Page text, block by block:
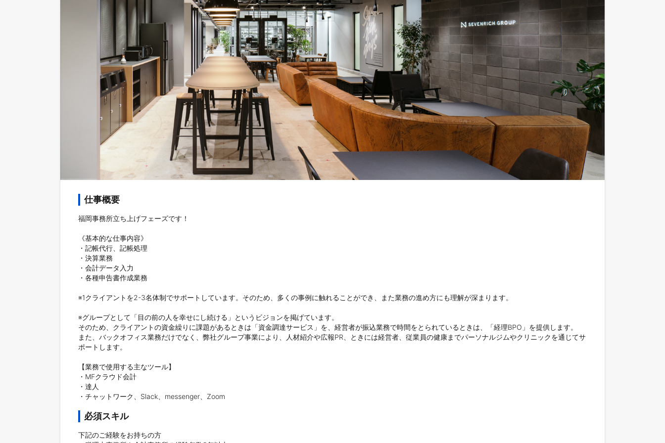
仕事概要
福岡事務所立ち上げフェーズです！
《基本的な仕事内容》
・記帳代行、記帳処理
・決算業務
・会計データ入力
・各種申告書作成業務
※1クライアントを2-3名体制でサポートしています。そのため、多くの事例に触れることができ、また業務の進め方にも理解が深まります。
※グループとして「目の前の人を幸せにし続ける」というビジョンを掲げています。
そのため、クライアントの資金繰りに課題があるときは「資金調達サービス」を、経営者が振込業務で時間をとられているときは、「経理BPO」を提供します。
また、バックオフィス業務だけでなく、弊社グループ事業により、人材紹介や広報PR、ときには経営者、従業員の健康までパーソナルジムやクリニックを通じてサ
ポートします。
【業務で使用する主なツール】
・MFクラウド会計
・達人
・チャットワーク、Slack、messenger、Zoom
必須スキル
下記のご経験をお持ちの方